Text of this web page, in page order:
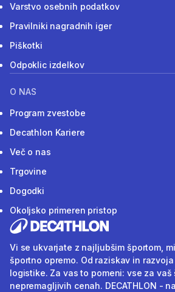
Varstvo osebnih podatkov
Pravilniki nagradnih iger
Piškotki
Odpoklic izdelkov
O NAS
Program zvestobe
Decathlon Kariere
Več o nas
Trgovine
Dogodki
Okoljsko primeren pristop
Vi se ukvarjate z najljubšim športom,
športno opremo. Od raziskav in
logistike. Za vas to pomeni: vse za vaš
nepremagljivih cenah. DECATHLON -